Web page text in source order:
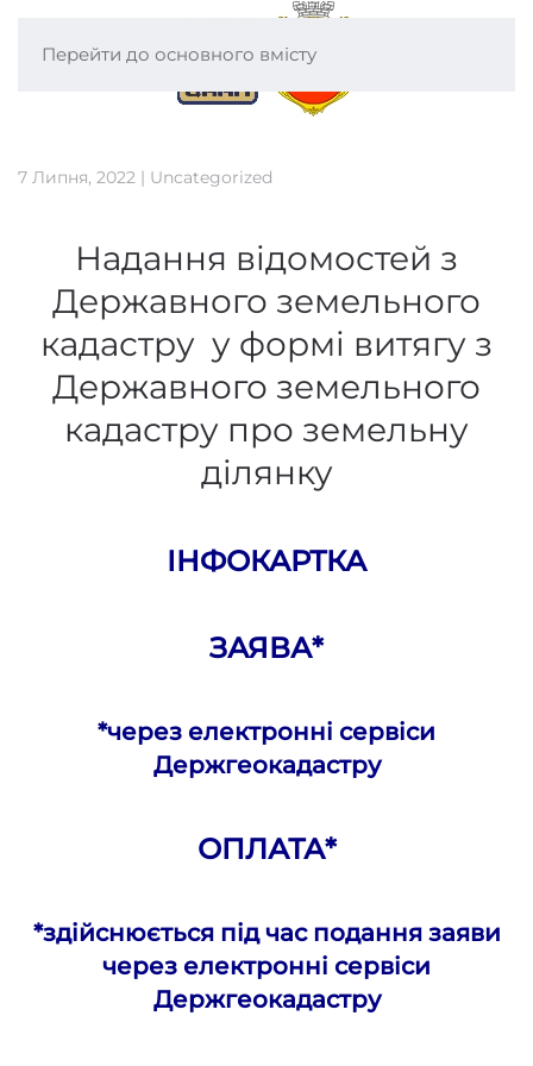
Перейти до основного вмісту
7 Липня, 2022 | Uncategorized
Надання відомостей з
Державного земельного
кадастру у формі витягу з
Державного земельного
кадастру про земельну
ділянку
ІНФОКАРТКА
ЗАЯВА*
*через електронні сервіси
Держгеокадастру
ОПЛАТА*
*здійснюється під час подання заяви
через електронні сервіси
Держгеокадастру